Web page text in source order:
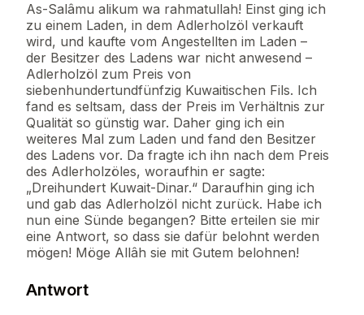
As-Salâmu alikum wa rahmatullah! Einst ging ich
zu einem Laden, in dem Adlerholzöl verkauft
wird, und kaufte vom Angestellten im Laden –
der Besitzer des Ladens war nicht anwesend –
Adlerholzöl zum Preis von
siebenhundertundfünfzig Kuwaitischen Fils. Ich
fand es seltsam, dass der Preis im Verhältnis zur
Qualität so günstig war. Daher ging ich ein
weiteres Mal zum Laden und fand den Besitzer
des Ladens vor. Da fragte ich ihn nach dem Preis
des Adlerholzöles, woraufhin er sagte:
„Dreihundert Kuwait-Dinar.“ Daraufhin ging ich
und gab das Adlerholzöl nicht zurück. Habe ich
nun eine Sünde begangen? Bitte erteilen sie mir
eine Antwort, so dass sie dafür belohnt werden
mögen! Möge Allâh sie mit Gutem belohnen!
Antwort